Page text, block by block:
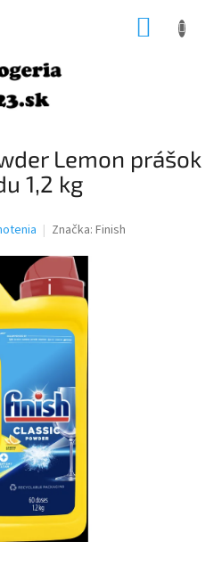
Lemon prášok
1,2 kg
Značka: Finish